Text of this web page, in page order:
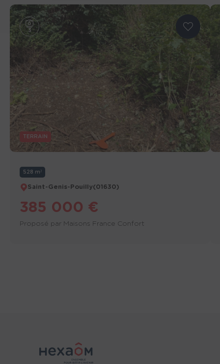
TERRAIN
3
528 m²
Saint-Genis-Pouilly(01630)
385 000 €
Proposé par Maisons France Confort